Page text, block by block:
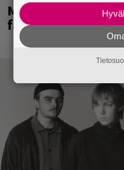
Mainioita uutisia
faneille